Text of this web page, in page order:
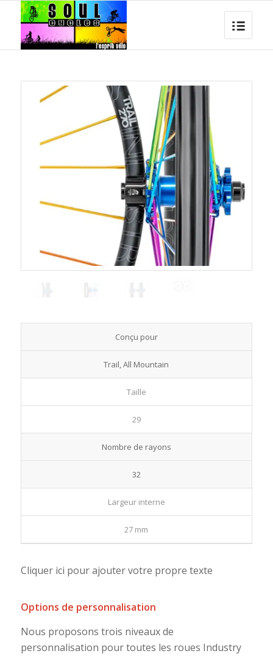
Conçu pour
Trail, All Mountain
Taille
29
Nombre de rayons
32
Largeur interne
27 mm
Cliquer ici pour ajouter votre propre texte
Options de personnalisation
Nous proposons trois niveaux de
personnalisation pour toutes les roues Industry